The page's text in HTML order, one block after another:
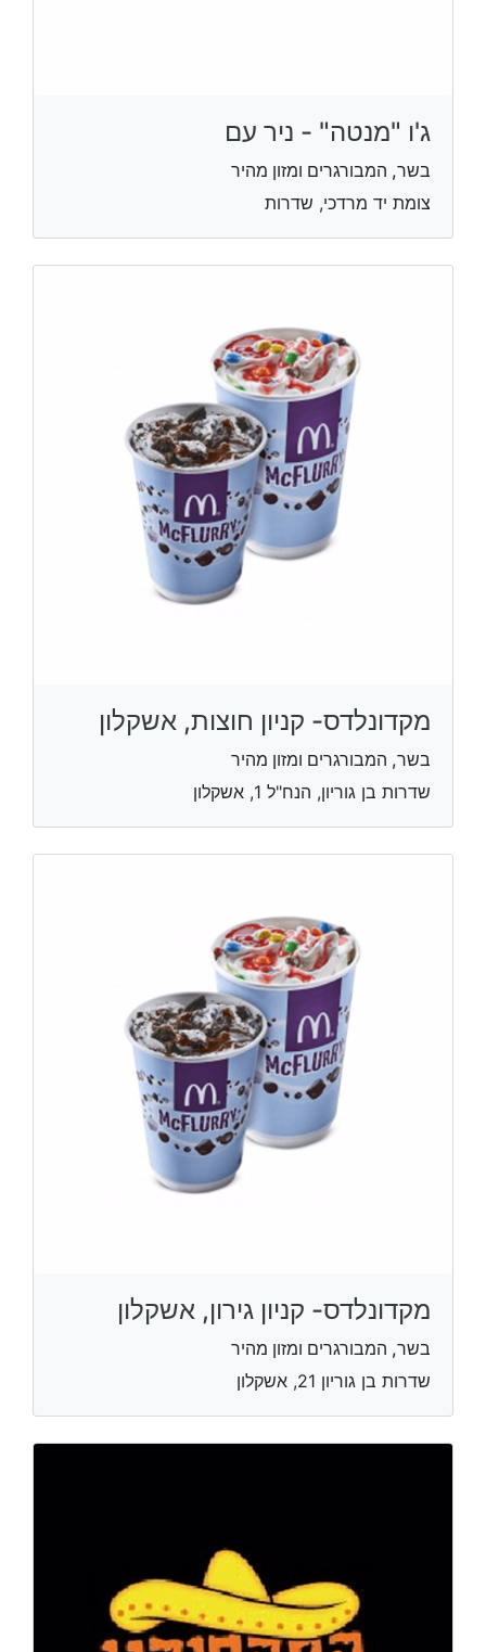
ג'ו "מנטה" - ניר עם
בשר, המבורגרים ומזון מהיר
צומת יד מרדכי, שדרות
מקדונלדס- קניון חוצות, אשקלון
בשר, המבורגרים ומזון מהיר
שדרות בן גוריון, הנח"ל 1, אשקלון
מקדונלדס- קניון גירון, אשקלון
בשר, המבורגרים ומזון מהיר
שדרות בן גוריון 21, אשקלון